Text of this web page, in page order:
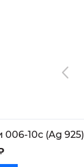
006-10с (Ag 925)